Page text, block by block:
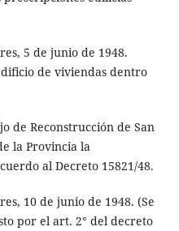
5 de junio de 1948.
de viviendas dentro
de Reconstrucción de San
la Provincia la
al Decreto 15821/48.
10 de junio de 1948. (Se
por el art. 2° del decreto